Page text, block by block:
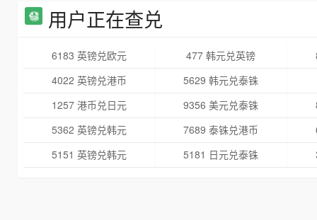
用户正在查兑
6183 英镑兑欧元 477 韩元兑英镑
4022 英镑兑港币
5629 韩元兑泰铢
1257 港币兑日元
9356 美元兑泰铢
5362 英镑兑韩元
7689 泰铢兑港币
5151 英镑兑韩元
5181 日元兑泰铢